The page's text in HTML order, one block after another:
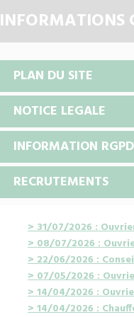
INFORMATIONS
PLAN DU SITE
NOTICE LEGALE
INFORMATION RGPD
RECRUTEMENTS
> 31/07/2026 :
> 08/07/2026 :
> 22/06/2026 :
> 07/05/2026 :
> 14/04/2026 :
> 14/04/2026 :